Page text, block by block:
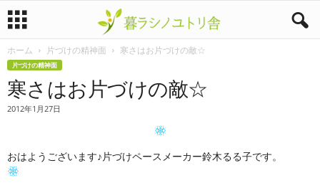
暮
ラ
ホーム 片づけの精神面 寒さはお片づけの敵☆
片づけの精神面
寒さはお片づけの敵☆
2012年1月27日
おはようございます♪片づけペースメーカー鈴木るる子です。